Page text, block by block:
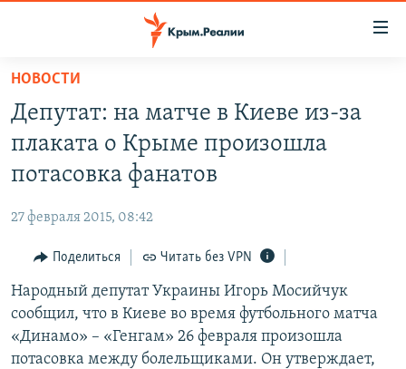
Вернуться
основному
содержанию
главной
навигации
Вернутся
поиску
СПЕЦПРОЕКТЫ
11 ЛЕТ ОККУПАЦИИ КРЫМА. 11 ИСТОРИЙ СОПРОТИВЛЕНИЯ
ЕЩЕ
ИНТЕРАКТИВ
ИНФОГРАФИКА
ТЕЛЕПРОЕКТ КРЫМ.РЕАЛИИ
СОВЕТЫ ПРАВОЗАЩИТНИКОВ
РАДІО СВОБОДА
КАК ОБОЙТИ БЛОКИРОВКУ
Українською
НОВОСТИ
Депутат: на матче в Киеве из-за
плаката о Крыме произошла
потасовка фанатов
27 февраля 2015, 08:42
Поделиться Читать без VPN
Народный депутат Украины Игорь Мосийчук
сообщил, что в Киеве во время футбольного матча
«Динамо» – «Генгам» 26 февраля произошла
потасовка между болельщиками. Он утверждает,